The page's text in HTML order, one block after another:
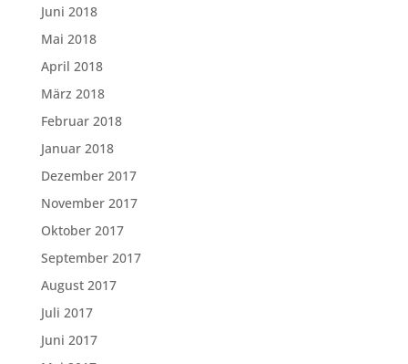
Juni 2018
Mai 2018
April 2018
März 2018
Februar 2018
Januar 2018
Dezember 2017
November 2017
Oktober 2017
September 2017
August 2017
Juli 2017
Juni 2017